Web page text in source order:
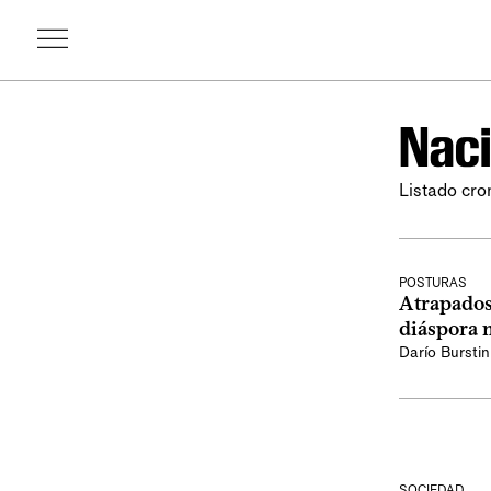
Listado
POSTURAS
diáspora
Darío Burstin